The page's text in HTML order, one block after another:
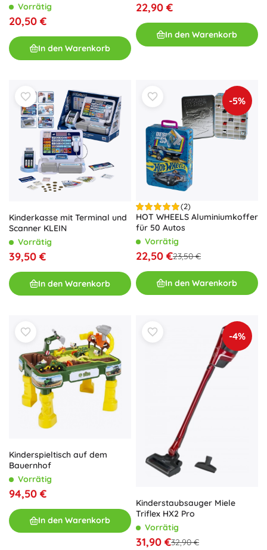
Vorrätig
20,50 €
In den Warenkorb
22,90 €
In den Warenkorb
Kinderkasse mit Terminal und
Scanner KLEIN
Vorrätig
39,50 €
In den Warenkorb
-5%
(2)
HOT WHEELS Aluminiumkoffer
für 50 Autos
Vorrätig
22,50 €23,50 €
In den Warenkorb
Kinderspieltisch auf dem
Bauernhof
Vorrätig
94,50 €
In den Warenkorb
-4%
Kinderstaubsauger Miele
Triflex HX2 Pro
Vorrätig
31,90 €32,90 €